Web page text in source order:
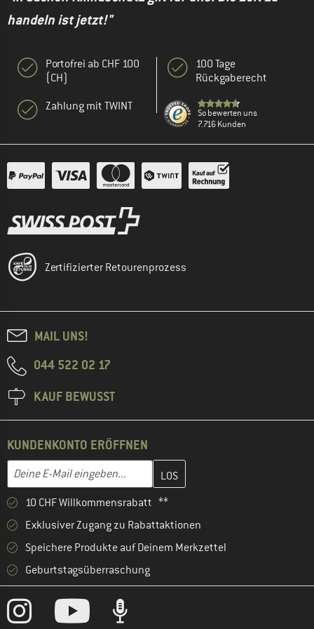
handeln ist jetzt!"
Portofrei ab CHF 100
(CH)
Zahlung mit TWINT
100 Tage
Rückgaberecht
So bewerten uns
7.716 Kunden
Zertifizierter Retourenprozess
MAIL UNS!
044 522 02 17
KAUF BEWUSST
KUNDENKONTO ERÖFFNEN
E-Mail-Adresse
Gib hier deine E-Mail-Adresse ein und erstelle im nächsten
10 CHF Willkommensrabatt **
Exklusiver Zugang zu Rabattaktionen
Speichere Produkte auf Deinem Merkzettel
Geburtstagsüberraschung